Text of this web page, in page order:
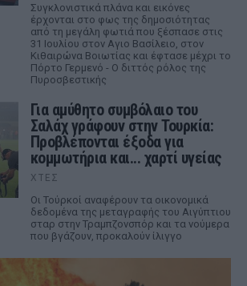
Συγκλονιστικά πλάνα και εικόνες
έρχονται στο φως της δημοσιότητας
από τη μεγάλη φωτιά που ξέσπασε στις
31 Ιουλίου στον Αγιο Βασίλειο, στον
Κιθαιρώνα Βοιωτίας και έφτασε μέχρι το
Πόρτο Γερμενό - Ο διττός ρόλος της
Πυροσβεστικής
Για αμύθητο συμβόλαιο του
Σαλάχ γράφουν στην Τουρκία:
Προβλέπονται έξοδα για
κομμωτήρια και... χαρτί υγείας
ΧΤΕΣ
Οι Τούρκοί αναφέρουν τα οικονομικά
δεδομένα της μεταγραφής του Αιγύπτιου
σταρ στην Τραμπζονσπόρ και τα νούμερα
που βγάζουν, προκαλούν ίλιγγο